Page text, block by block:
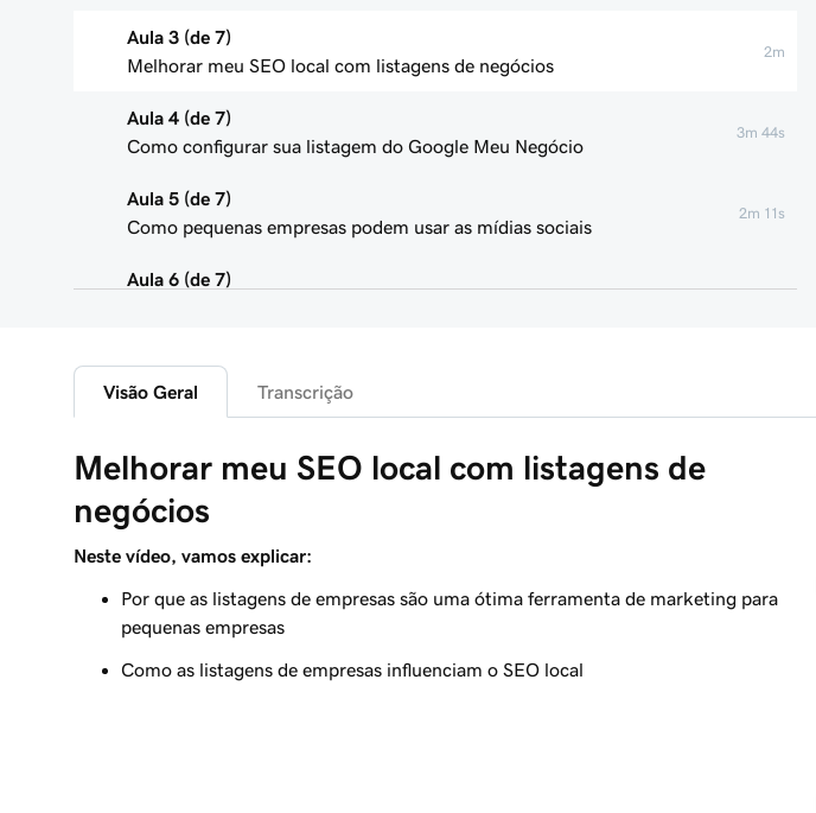
Aula 3 (de 7)
Melhorar meu SEO local com listagens de negócios
2m
Aula 4 (de 7)
Como configurar sua listagem do Google Meu Negócio
3m 44s
Aula 5 (de 7)
Como pequenas empresas podem usar as mídias sociais
2m 11s
Aula 6 (de 7)
55s
Conecte uma conta profissional do Instagram
Visão Geral Transcrição
Melhorar meu SEO local com listagens de
negócios
Neste vídeo, vamos explicar:
Por que as listagens de empresas são uma ótima ferramenta de marketing para
pequenas empresas
Como as listagens de empresas influenciam o SEO local